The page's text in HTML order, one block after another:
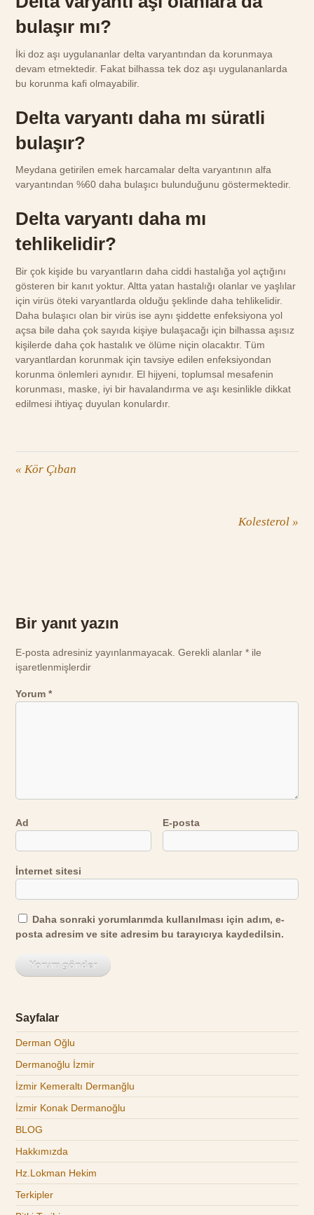
bulaşır mı?
İki doz aşı uygulananlar delta varyantından da korunmaya
devam etmektedir. Fakat bilhassa tek doz aşı uygulananlarda
bu korunma kafi olmayabilir.
Delta varyantı daha mı süratli
bulaşır?
Meydana getirilen emek harcamalar delta varyantının alfa
varyantından %60 daha bulaşıcı bulunduğunu göstermektedir.
Delta varyantı daha mı
tehlikelidir?
Bir çok kişide bu varyantların daha ciddi hastalığa yol açtığını
gösteren bir kanıt yoktur. Altta yatan hastalığı olanlar ve yaşlılar
için virüs öteki varyantlarda olduğu şeklinde daha tehlikelidir.
Daha bulaşıcı olan bir virüs ise aynı şiddette enfeksiyona yol
açsa bile daha çok sayıda kişiye bulaşacağı için bilhassa aşısız
kişilerde daha çok hastalık ve ölüme niçin olacaktır. Tüm
varyantlardan korunmak için tavsiye edilen enfeksiyondan
korunma önlemleri aynıdır. El hijyeni, toplumsal mesafenin
korunması, maske, iyi bir havalandırma ve aşı kesinlikle dikkat
edilmesi ihtiyaç duyulan konulardır.
« Kör Çıban
Kolesterol »
Bir yanıt yazın
E-posta adresiniz yayınlanmayacak. Gerekli alanlar* ile
işaretlenmişlerdir
Yorum*
Ad E-posta
İnternet sitesi
Daha sonraki yorumlarımda kullanılması için adım, e-
posta adresim ve site adresim bu tarayıcıya kaydedilsin.
Sayfalar
Derman Oğlu
Dermanoğlu İzmir
İzmir Kemeraltı Dermanğlu
İzmir Konak Dermanoğlu
BLOG
Hakkımızda
Hz.Lokman Hekim
Terkipler